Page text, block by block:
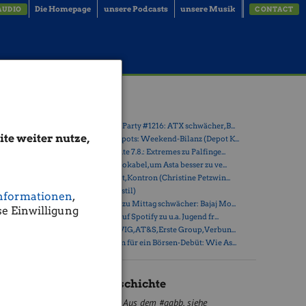
weiter nutze,
,
Einwilligung
Die Homepage unsere Podcasts unsere Musik CONTACT
» Wiener Börse Party #1216: ATX schwächer, B...
» Österreich-Depots: Weekend-Bilanz (Depot K...
» Börsegeschichte 7.8.: Extremes zu Palfinge...
» Nachlese: 10 Vokabel, um Asta besser zu ve...
» PIR-News: Post, Kontron (Christine Petzwin...
» (Christian Drastil)
» Wiener Börse zu Mittag schwächer: Bajaj Mo...
» Börse-Inputs auf Spotify zu u.a. Jugend fr...
» ATX-Trends: VIG, AT&S, Erste Group, Verbun...
» Zehn Vokabeln für ein Börsen-Debüt: Wie As...
Börse Geschichte
Aus dem #gabb, siehe